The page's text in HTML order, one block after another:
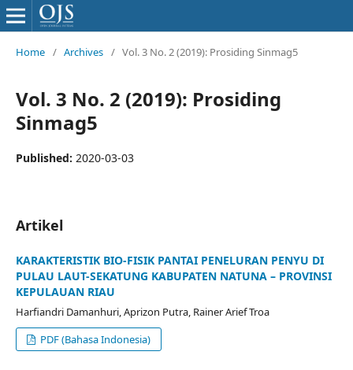
Home / Archives / Vol. 3 No. 2 (2019): Prosiding Sinmag5
Vol. 3 No. 2 (2019): Prosiding
Sinmag5
Published: 2020-03-03
Artikel
KARAKTERISTIK BIO-FISIK PANTAI PENELURAN PENYU DI
PULAU LAUT-SEKATUNG KABUPATEN NATUNA – PROVINSI
KEPULAUAN RIAU
Harfiandri Damanhuri, Aprizon Putra, Rainer Arief Troa
PDF (Bahasa Indonesia)